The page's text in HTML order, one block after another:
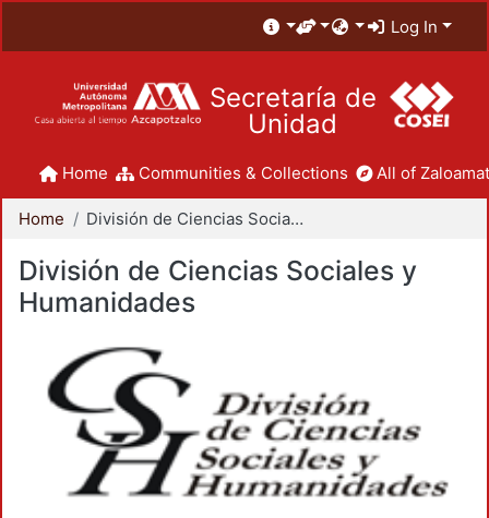
Log In
Secretaría de
Unidad
Home Communities & Collections All of
Home División de Ciencias Sociales y Humanidades
División de Ciencias Sociales y
Humanidades